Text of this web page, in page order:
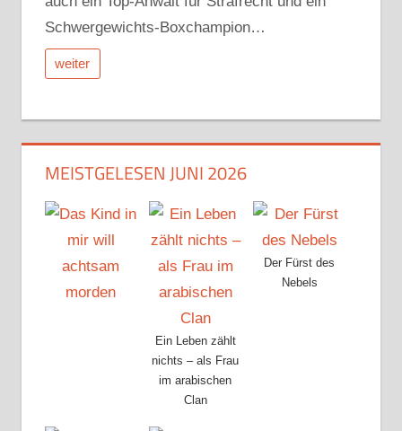
Schwergewichts-Boxchampion…
weiter
MEISTGELESEN JUNI 2026
Ein Leben zählt
nichts – als Frau
im arabischen
Clan
Der Fürst des
Nebels